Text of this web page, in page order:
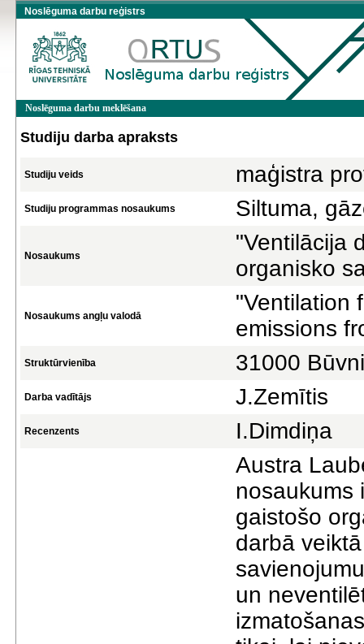
Noslēguma darbu reģistrs
Noslēguma darbu meklēšana
Studiju darba apraksts
Studiju veids maģistra
Studiju programmas nosaukums Siltuma,
Nosaukums
"Ventilācija
organisko
Nosaukums angļu valodā
"Ventilation
emissions
Struktūrvienība 31000
Darba vadītājs J.Zemītis
Recenzents I.Dimdiņa
Austra
nosaukums
gaistošo
darbā
un